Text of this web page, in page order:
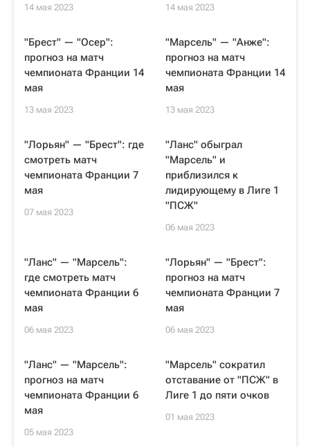
14 мая 2023 14 мая 2023
"Брест" — "Осер":
прогноз на матч
чемпионата Франции 14
мая
13 мая 2023
"Марсель" — "Анже":
прогноз на матч
чемпионата Франции 14
мая
13 мая 2023
"Лорьян" — "Брест": где
смотреть матч
чемпионата Франции 7
мая
07 мая 2023
"Ланс" обыграл
"Марсель" и
приблизился к
лидирующему в Лиге 1
"ПСЖ"
06 мая 2023
"Ланс" — "Марсель":
где смотреть матч
чемпионата Франции 6
мая
06 мая 2023
"Лорьян" — "Брест":
прогноз на матч
чемпионата Франции 7
мая
06 мая 2023
"Ланс" — "Марсель":
прогноз на матч
чемпионата Франции 6
мая
05 мая 2023
"Марсель" сократил
отставание от "ПСЖ" в
Лиге 1 до пяти очков
01 мая 2023